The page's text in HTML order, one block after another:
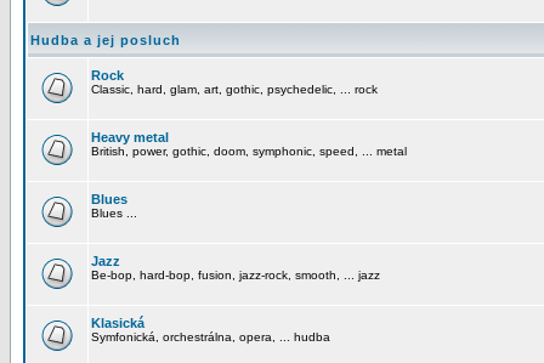
Hudba a jej posluch
Rock
Classic, hard, glam, art, gothic, psychedelic, ... rock
Heavy metal
British, power, gothic, doom, symphonic, speed, ... metal
Blues
Blues ...
Jazz
Be-bop, hard-bop, fusion, jazz-rock, smooth, ... jazz
Klasická
Symfonická, orchestrálna, opera, ... hudba